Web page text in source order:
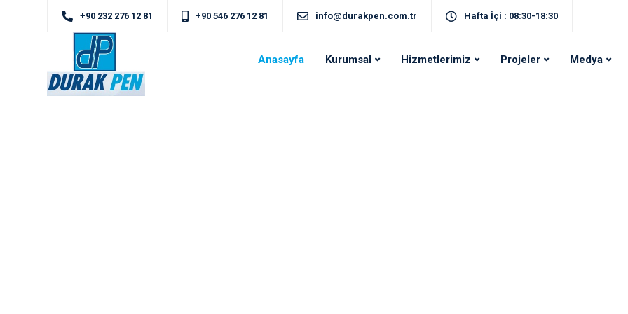
+90 232 276 12 81 +90 546 276 12 81 info@durakpen.com.tr Hafta İçi : 08:30-18:30
Anasayfa Kurumsal Hizmetlerimiz Projeler Medya